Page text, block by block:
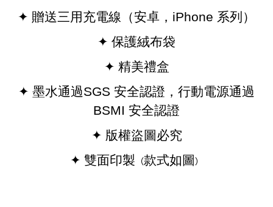
✦ 贈送三用充電線 （安卓， iPhone 系列 ）
✦ 保護絨布袋
✦ 精美禮盒
✦ 墨水通過SGS 安全認證， 行動電源通過
BSMI 安全認證
✦ 版權盜圖必究
✦ 雙面印製 （款式如圖 ）